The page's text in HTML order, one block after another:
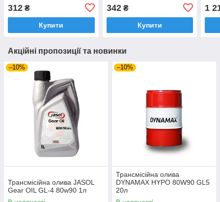
312 ₴
Купити
342₴
Купити
1
Акційні пропозиції та новинки
–10%
Трансмісійна олива JASOL
Gear OIL GL-4 80w90 1л
–10%
Трансмісійна олива
DYNAMAX HYPO 80W90 GL5
20л